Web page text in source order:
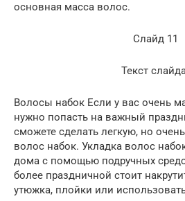
основная масса волос.
Слайд 11
Текст
Волосы набок Если у вас очень
нужно попасть на важный
сможете сделать легкую, но
волос набок. Укладка волос
дома с помощью подручных
более праздничной стоит
утюжка, плойки или